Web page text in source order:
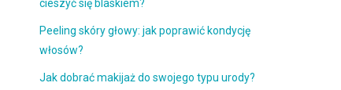
cieszyć się blaskiem?
Peeling skóry głowy: jak poprawić kondycję
włosów?
Jak dobrać makijaż do swojego typu urody?